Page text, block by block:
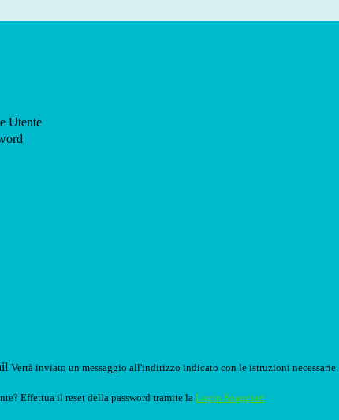
Utente
Verrà inviato un messaggio all'indirizzo indicato con le istruzioni necessarie.
Effettua il reset della password tramite la Login Spaggiari